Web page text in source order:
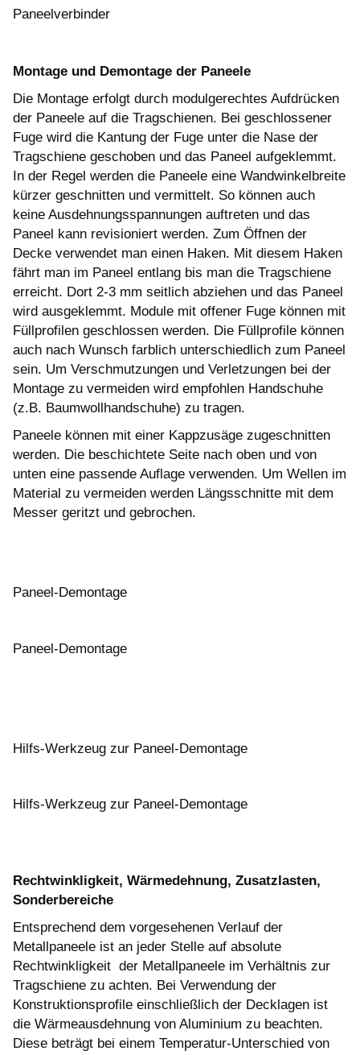
Paneelverbinder
Montage und Demontage der Paneele
Die Montage erfolgt durch modulgerechtes Aufdrücken
der Paneele auf die Tragschienen. Bei geschlossener
Fuge wird die Kantung der Fuge unter die Nase der
Tragschiene geschoben und das Paneel aufgeklemmt.
In der Regel werden die Paneele eine Wandwinkelbreite
kürzer geschnitten und vermittelt. So können auch
keine Ausdehnungsspannungen auftreten und das
Paneel kann revisioniert werden. Zum Öffnen der
Decke verwendet man einen Haken. Mit diesem Haken
fährt man im Paneel entlang bis man die Tragschiene
erreicht. Dort 2-3 mm seitlich abziehen und das Paneel
wird ausgeklemmt. Module mit offener Fuge können mit
Füllprofilen geschlossen werden. Die Füllprofile können
auch nach Wunsch farblich unterschiedlich zum Paneel
sein. Um Verschmutzungen und Verletzungen bei der
Montage zu vermeiden wird empfohlen Handschuhe
(z.B. Baumwollhandschuhe) zu tragen.
Paneele können mit einer Kappzusäge zugeschnitten
werden. Die beschichtete Seite nach oben und von
unten eine passende Auflage verwenden. Um Wellen im
Material zu vermeiden werden Längsschnitte mit dem
Messer geritzt und gebrochen.
Paneel-Demontage
Paneel-Demontage
Hilfs-Werkzeug zur Paneel-Demontage
Hilfs-Werkzeug zur Paneel-Demontage
Rechtwinkligkeit, Wärmedehnung, Zusatzlasten,
Sonderbereiche
Entsprechend dem vorgesehenen Verlauf der
Metallpaneele ist an jeder Stelle auf absolute
Rechtwinkligkeit der Metallpaneele im Verhältnis zur
Tragschiene zu achten. Bei Verwendung der
Konstruktionsprofile einschließlich der Decklagen ist
die Wärmeausdehnung von Aluminium zu beachten.
Diese beträgt bei einem Temperatur-Unterschied von